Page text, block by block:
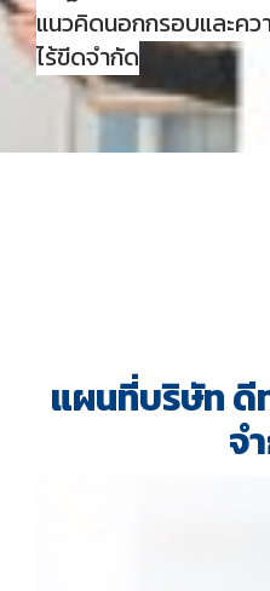
แนวคิดนอกกรอบและค
ไร้ขีดจำกัด
แผนที่บริษัท ดี
จ